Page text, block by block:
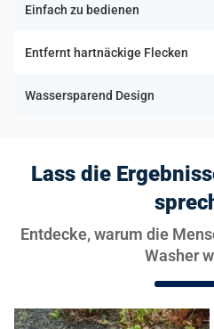
Lass die
Entdecke, warum die
Washer
Einfach zu bedienen
Entfernt hartnäckige Flecken
Wassersparend Design